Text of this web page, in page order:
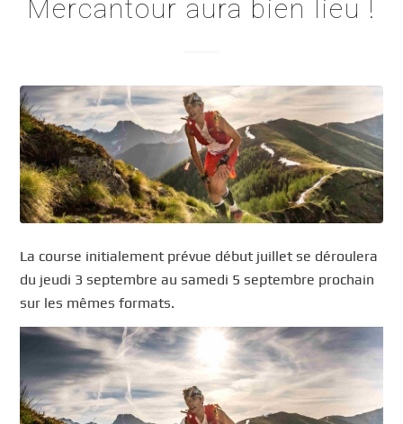
Mercantour aura bien lieu !
La course initialement prévue début juillet se déroulera
du jeudi 3 septembre au samedi 5 septembre prochain
sur les mêmes formats.